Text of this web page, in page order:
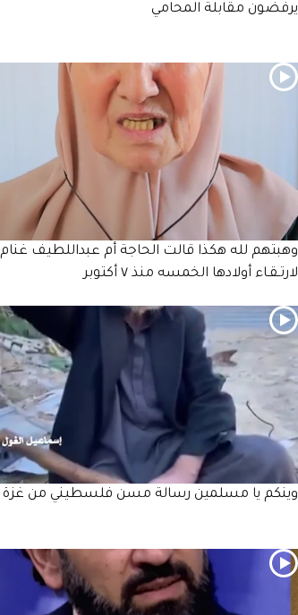
يرفضون مقابلة المحامي
وهبتهم لله هكذا قالت الحاجة أم عبداللطيف غنام
لارتـقـاء أولادها الخمسه منذ ٧ أكتوبر
وينكم يا مسلمين رسالة مسن فلسطيني من غزة